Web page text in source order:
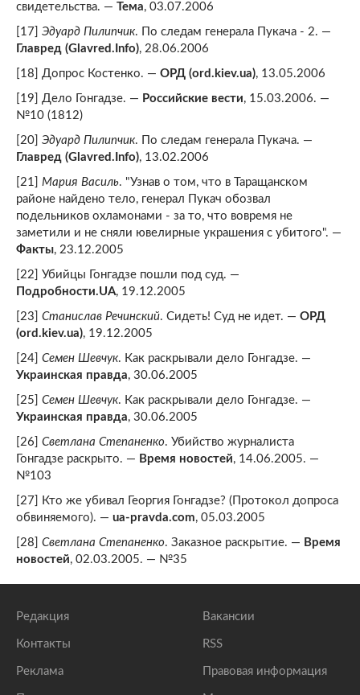
свидетельства. — Тема, 03.07.2006
[17] Эдуард Пилипчик. По следам генерала Пукача - 2. —
Главред (Glavred.Info), 28.06.2006
[18] Допрос Костенко. — ОРД (ord.kiev.ua), 13.05.2006
[19] Дело Гонгадзе. — Российские вести, 15.03.2006. —
№10 (1812)
[20] Эдуард Пилипчик. По следам генерала Пукача. —
Главред (Glavred.Info), 13.02.2006
[21] Мария Василь. "Узнав о том, что в Таращанском
районе найдено тело, генерал Пукач обозвал
подельников охламонами - за то, что вовремя не
заметили и не сняли ювелирные украшения с убитого". —
Факты, 23.12.2005
[22] Убийцы Гонгадзе пошли под суд. —
Подробности.UA, 19.12.2005
[23] Станислав Речинский. Сидеть! Суд не идет. — ОРД
(ord.kiev.ua), 19.12.2005
[24] Cемен Шевчук. Как раскрывали дело Гонгадзе. —
Украинская правда, 30.06.2005
[25] Cемен Шевчук. Как раскрывали дело Гонгадзе. —
Украинская правда, 30.06.2005
[26] Светлана Степаненко. Убийство журналиста
Гонгадзе раскрыто. — Время новостей, 14.06.2005. —
№103
[27] Кто же убивал Георгия Гонгадзе? (Протокол допроса
обвиняемого). — ua-pravda.com, 05.03.2005
[28] Светлана Степаненко. Заказное раскрытие. — Время
новостей, 02.03.2005. — №35
Редакция
Контакты
Реклама
Вакансии
RSS
Правовая информация